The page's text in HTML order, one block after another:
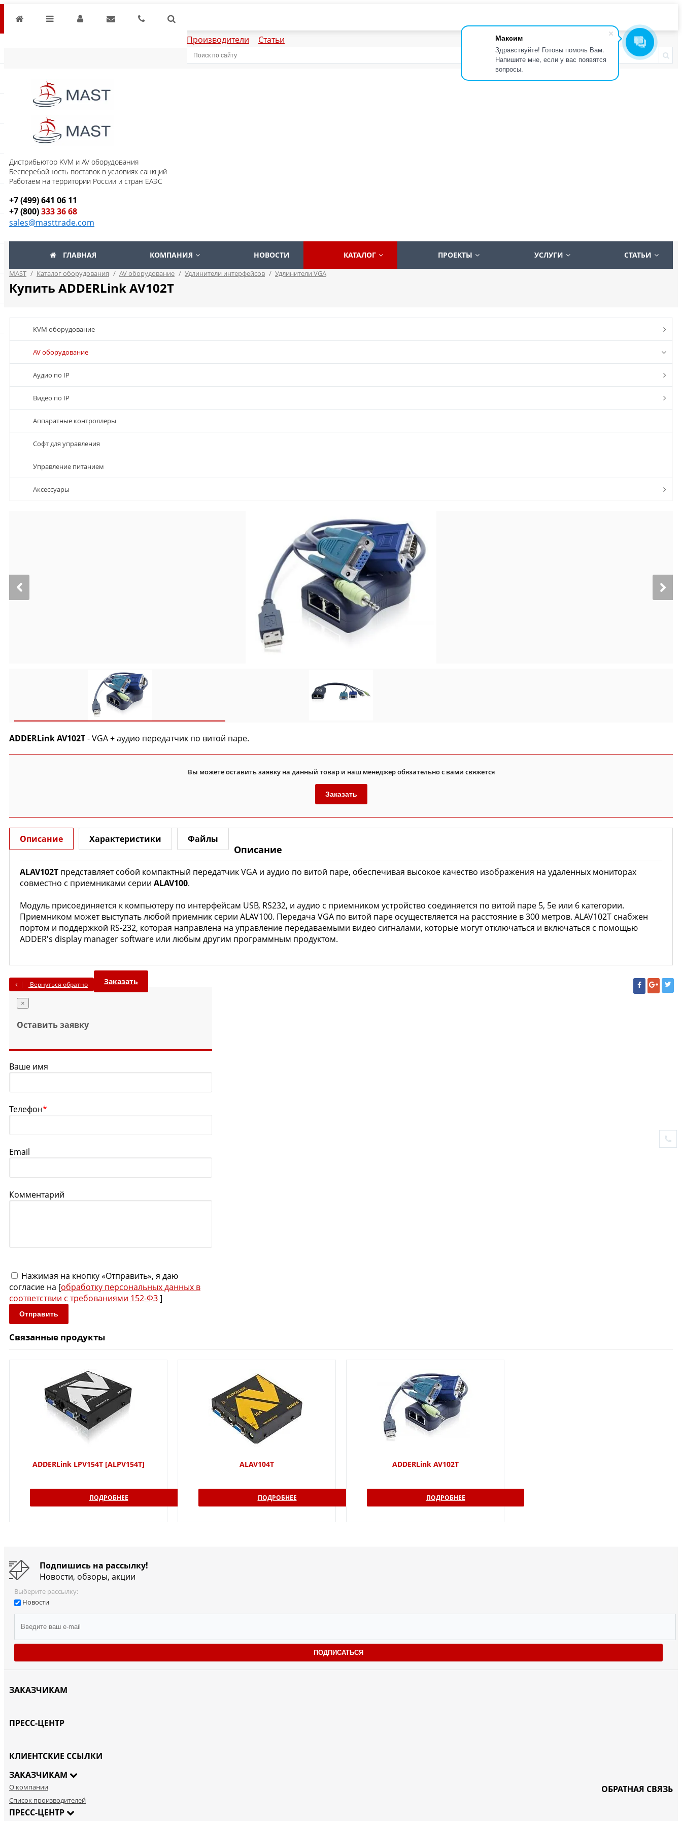
Максим
Здравствуйте! Готовы помочь Вам.
Напишите мне, если у вас появятся
вопросы.
Производители Статьи
Дистрибьютор KVM и AV оборудования
Бесперебойность поставок в условиях санкций
Работаем на территории России и стран ЕАЭС
+7 (499) 641 06 11
+7 (800)333 36 68
sales@masttrade.com
ГЛАВНАЯ КОМПАНИЯ НОВОСТИ КАТАЛОГ ПРОЕКТЫ УСЛУГИ СТАТЬИ
MAST / Каталог оборудования / AV оборудование / Удлинители интерфейсов / Удлинители VGA
Купить ADDERLink AV102T
KVM оборудование
AV оборудование
Аудио по IP
Видео по IP
Аппаратные контроллеры
Софт для управления
Управление питанием
Аксессуары
ADDERLink AV102T- VGA + аудио передатчик по витой паре.
Вы можете оставить заявку на данный товар и наш менеджер обязательно с вами свяжется
Заказать
Описание Характеристики Файлы
Описание
ALAV102T представляет собой компактный передатчик VGA и аудио по витой паре, обеспечивая высокое качество изображения на удаленных мониторах
совместно с приемниками серии ALAV100.
Модуль присоединяется к компьютеру по интерфейсам USB, RS232, и аудио с приемником устройство соединяется по витой паре 5, 5e или 6 категории.
Приемником может выступать любой приемник серии ALAV100. Передача VGA по витой паре осуществляется на расстояние в 300 метров. ALAV102T снабжен
портом и поддержкой RS-232, которая направлена на управление передаваемыми видео сигналами, которые могут отключаться и включаться с помощью
ADDER's display manager software или любым другим программным продуктом.
Вернуться обратно Заказать
×
Оставить заявку
Ваше имя
Телефон*
Email
Комментарий
Нажимая на кнопку «Отправить», я даю
согласие на [обработку персональных данных в
соответствии с требованиями 152-ФЗ]
Отправить
Связанные продукты
ADDERLink LPV154T [ALPV154T]
ПОДРОБНЕЕ
ALAV104T
ПОДРОБНЕЕ
ADDERLink AV102T
ПОДРОБНЕЕ
Подпишись на рассылку!
Новости, обзоры, акции
Выберите рассылку:
Новости
ПОДПИСАТЬСЯ
ЗАКАЗЧИКАМ
ПРЕСС-ЦЕНТР
КЛИЕНТСКИЕ ССЫЛКИ
ОБРАТНАЯ СВЯЗЬ
ЗАКАЗЧИКАМ
О компании
Список производителей
ПРЕСС-ЦЕНТР